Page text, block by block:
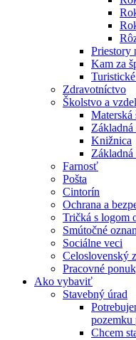
Priestory
Kam za
Zdravotníctvo
Školstvo a
Materská
Základná
Knižnica
Základná
Farnosť
Pošta
Cintorín
Ochrana a
Tričká s logom
Smútočné
Sociálne veci
Celoslovenský
Pracovné
Ako vybaviť
Stavebný úrad
Chcem